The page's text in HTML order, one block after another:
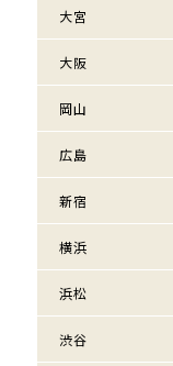
大宮
大阪
岡山
広島
新宿
横浜
浜松
渋谷